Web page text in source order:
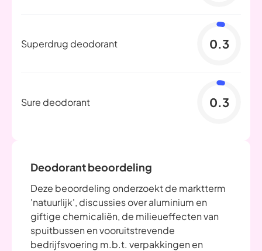
Superdrug deodorant 0.3
Sure deodorant 0.3
Deodorant beoordeling
Deze beoordeling onderzoekt de marktterm
'natuurlijk', discussies over aluminium en
giftige chemicaliën, de milieueffecten van
spuitbussen en vooruitstrevende
bedrijfsvoering m.b.t. verpakkingen en